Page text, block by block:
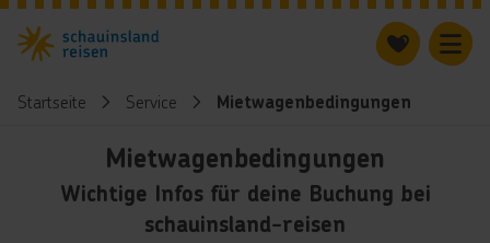
Startseite Service Mietwagenbedingungen
Mietwagenbedingungen
Wichtige Infos für deine Buchung bei
schauinsland-reisen